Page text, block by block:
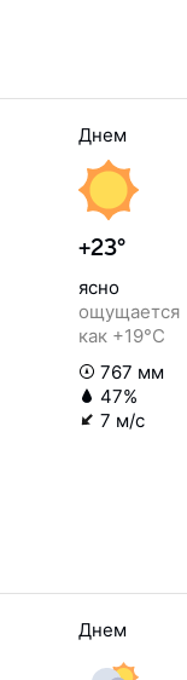
Днем
+23°
ясно
ощущается
как +19°C
767 мм
47%
7 м/с
Днем